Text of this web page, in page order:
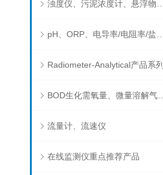
Radiometer-Analytical产品系列
BOD生化需氧量、微量溶解气体和现场水质测试组件以及其他分析仪
流量计、流速仪
在线监测仪重点推荐产品